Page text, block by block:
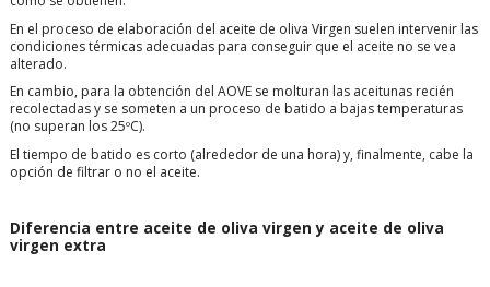
En el proceso de elaboración del aceite de oliva Virgen suelen intervenir las
condiciones térmicas adecuadas para conseguir que el aceite no se vea
alterado.
En cambio, para la obtención del AOVE se molturan las aceitunas recién
recolectadas y se someten a un proceso de batido a bajas temperaturas
(no superan los 25ºC).
El tiempo de batido es corto (alrededor de una hora) y, finalmente, cabe la
opción de filtrar o no el aceite.
Diferencia entre aceite de oliva virgen y aceite de oliva
virgen extra